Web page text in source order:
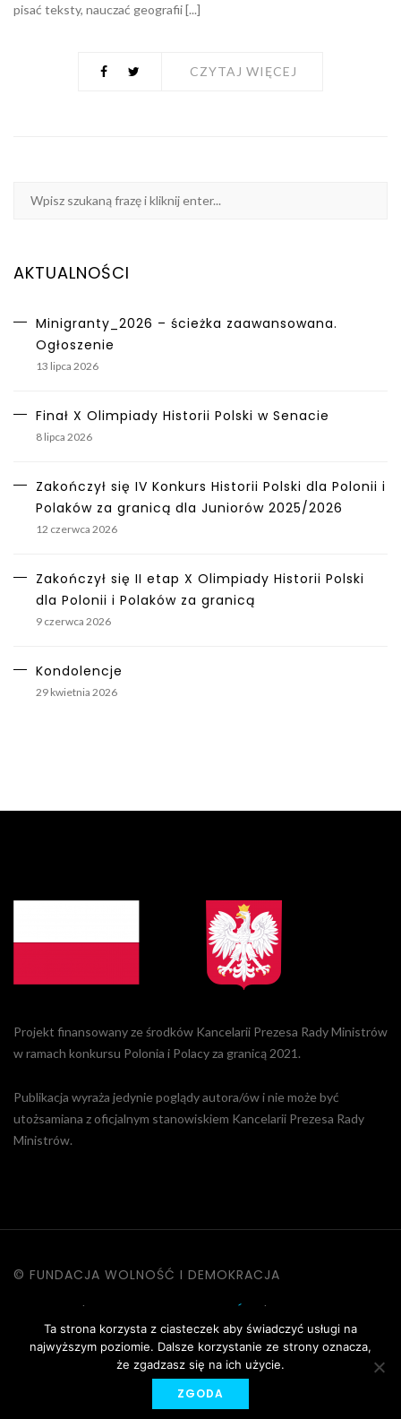
pisać teksty, nauczać geografii [...]
CZYTAJ WIĘCEJ
AKTUALNOŚCI
Minigranty_2026 – ścieżka zaawansowana.
Ogłoszenie
13 lipca 2026
Finał X Olimpiady Historii Polski w Senacie
8 lipca 2026
Zakończył się IV Konkurs Historii Polski dla Polonii i
Polaków za granicą dla Juniorów 2025/2026
12 czerwca 2026
Zakończył się II etap X Olimpiady Historii Polski
dla Polonii i Polaków za granicą
9 czerwca 2026
Kondolencje
29 kwietnia 2026
Projekt finansowany ze środków Kancelarii Prezesa Rady Ministrów
w ramach konkursu Polonia i Polacy za granicą 2021.
Publikacja wyraża jedynie poglądy autora/ów i nie może być
utożsamiana z oficjalnym stanowiskiem Kancelarii Prezesa Rady
Ministrów.
© FUNDACJA WOLNOŚĆ I DEMOKRACJA
| POLITYKA PRYWATNOŚCI |
REGULAMIN STRONY
Ta strona korzysta z ciasteczek aby świadczyć usługi na
najwyższym poziomie. Dalsze korzystanie ze strony oznacza,
że zgadzasz się na ich użycie.
ZGODA